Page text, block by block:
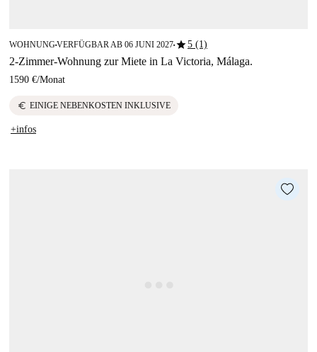
WOHNUNG■VERFÜGBAR AB 06 JUNI 2027■star5 (1)
2-Zimmer-Wohnung zur Miete in La Victoria, Málaga.
1590 €/Monat
euro EINIGE NEBENKOSTEN INKLUSIVE
+infos